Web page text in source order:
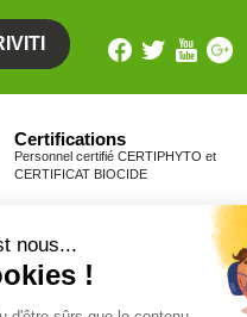
Certifications
Personnel certifié CERTIPHYTO et
CERTIFICAT BIOCIDE